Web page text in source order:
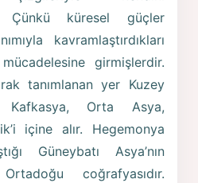
Çünkü küresel güçler
kavramlaştırdıkları
girmişlerdir.
tanımlanan yer Kuzey
Kafkasya, Orta Asya,
içine alır. Hegemonya
Güneybatı Asya’nın
coğrafyasıdır.